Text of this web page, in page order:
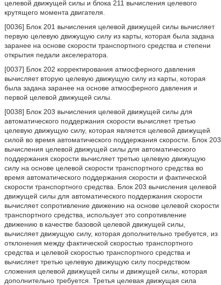
целевой движущей силы и блока 211 вычисления целевого
крутящего момента двигателя.
[0036] Блок 201 вычисления целевой движущей силы вычисляет
первую целевую движущую силу из карты, которая была задана
заранее на основе скорости транспортного средства и степени
открытия педали акселератора.
[0037] Блок 202 корректирования атмосферного давления
вычисляет вторую целевую движущую силу из карты, которая
была задана заранее на основе атмосферного давления и
первой целевой движущей силы.
[0038] Блок 203 вычисления целевой движущей силы для
автоматического поддержания скорости вычисляет третью
целевую движущую силу, которая является целевой движущей
силой во время автоматического поддержания скорости. Блок 203
вычисления целевой движущей силы для автоматического
поддержания скорости вычисляет третью целевую движущую
силу на основе целевой скорости транспортного средства во
время автоматического поддержания скорости и фактической
скорости транспортного средства. Блок 203 вычисления целевой
движущей силы для автоматического поддержания скорости
вычисляет сопротивление движению на основе целевой скорости
транспортного средства, использует это сопротивление
движению в качестве базовой целевой движущей силы,
вычисляет движущую силу, которая дополнительно требуется, из
отклонения между фактической скоростью транспортного
средства и целевой скоростью транспортного средства и
вычисляет третью целевую движущую силу посредством
сложения целевой движущей силы и движущей силы, которая
дополнительно требуется. Третья целевая движущая сила